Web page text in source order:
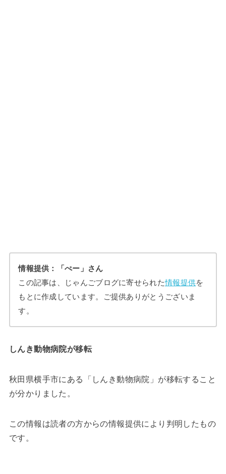
情報提供：「ぺー」さん
この記事は、じゃんごブログに寄せられた情報提供を
もとに作成しています。ご提供ありがとうございま
す。
しんき動物病院が移転
秋田県横手市にある「しんき動物病院」が移転すること
が分かりました。
この情報は読者の方からの情報提供により判明したもの
です。